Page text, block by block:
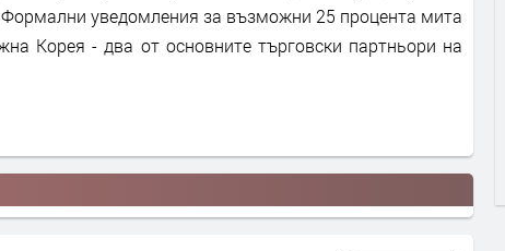
уведомления за възможни 25 процента мита
Корея - два от основните търговски партньори на